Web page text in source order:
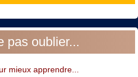
pas oublier...
mieux apprendre...